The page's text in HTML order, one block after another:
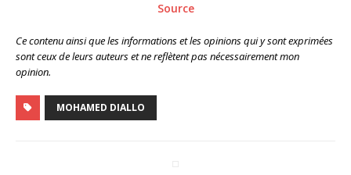
Source
Ce contenu ainsi que les informations et les opinions qui y sont exprimées
sont ceux de leurs auteurs et ne reflètent pas nécessairement mon
opinion.
MOHAMED DIALLO